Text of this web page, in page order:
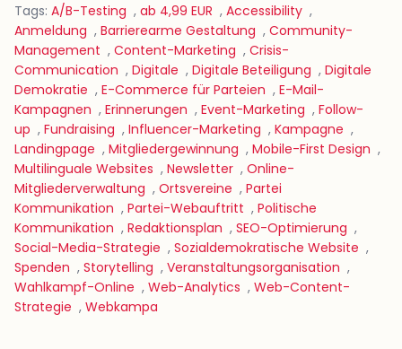
Tags: A/B-Testing , ab 4,99 EUR , Accessibility ,
Anmeldung , Barrierearme Gestaltung , Community-
Management , Content-Marketing , Crisis-
Communication , Digitale , Digitale Beteiligung , Digitale
Demokratie , E-Commerce für Parteien , E-Mail-
Kampagnen , Erinnerungen , Event-Marketing , Follow-
up , Fundraising , Influencer-Marketing , Kampagne ,
Landingpage , Mitgliedergewinnung , Mobile-First Design ,
Multilinguale Websites , Newsletter , Online-
Mitgliederverwaltung , Ortsvereine , Partei
Kommunikation , Partei-Webauftritt , Politische
Kommunikation , Redaktionsplan , SEO-Optimierung ,
Social-Media-Strategie , Sozialdemokratische Website ,
Spenden , Storytelling , Veranstaltungsorganisation ,
Wahlkampf-Online , Web-Analytics , Web-Content-
Strategie , Webkampa